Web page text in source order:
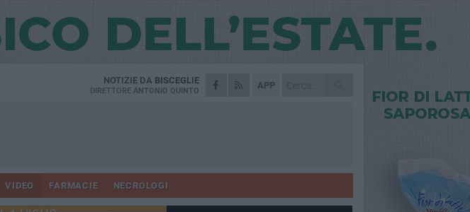
APP
NOTIZIE DA BISCEGLIE
DIRETTORE ANTONIO QUINTO
VIDEO FARMACIE NECROLOGI